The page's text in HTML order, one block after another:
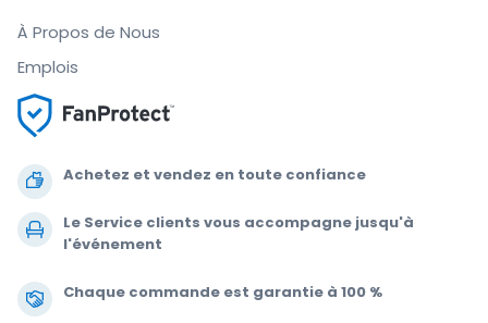
Achetez et vendez en toute confiance
Le Service clients vous accompagne jusqu'à
l'événement
Chaque commande est garantie à 100 %
À Propos de Nous
Emplois